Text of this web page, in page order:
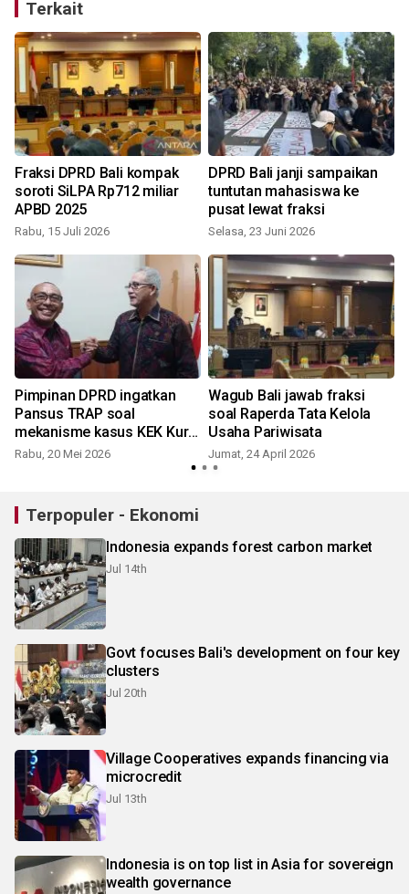
Terkait
Fraksi DPRD Bali kompak
soroti SiLPA Rp712 miliar
APBD 2025
Rabu, 15 Juli 2026
DPRD Bali janji sampaikan
tuntutan mahasiswa ke
pusat lewat fraksi
Selasa, 23 Juni 2026
Pimpinan DPRD ingatkan
Pansus TRAP soal
mekanisme kasus KEK Kura
Kura
Rabu, 20 Mei 2026
Wagub Bali jawab fraksi
soal Raperda Tata Kelola
Usaha Pariwisata
Jumat, 24 April 2026
Terpopuler - Ekonomi
Indonesia expands forest carbon market
Jul 14th
Govt focuses Bali's development on four key
clusters
Jul 20th
Village Cooperatives expands financing via
microcredit
Jul 13th
Indonesia is on top list in Asia for sovereign
wealth governance